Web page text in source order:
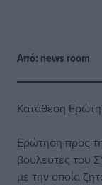
Από: news room
Κατάθεση
Ερώτηση προς
βουλευτές του
με την οποία